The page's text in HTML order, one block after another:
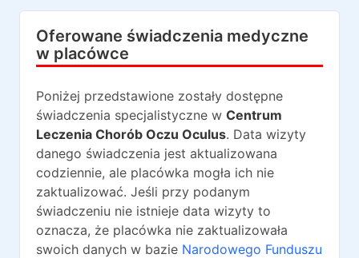
Oferowane świadczenia medyczne
w placówce
Poniżej przedstawione zostały dostępne
świadczenia specjalistyczne w Centrum
Leczenia Chorób Oczu Oculus. Data wizyty
danego świadczenia jest aktualizowana
codziennie, ale placówka mogła ich nie
zaktualizować. Jeśli przy podanym
świadczeniu nie istnieje data wizyty to
oznacza, że placówka nie zaktualizowała
swoich danych w bazie Narodowego Funduszu